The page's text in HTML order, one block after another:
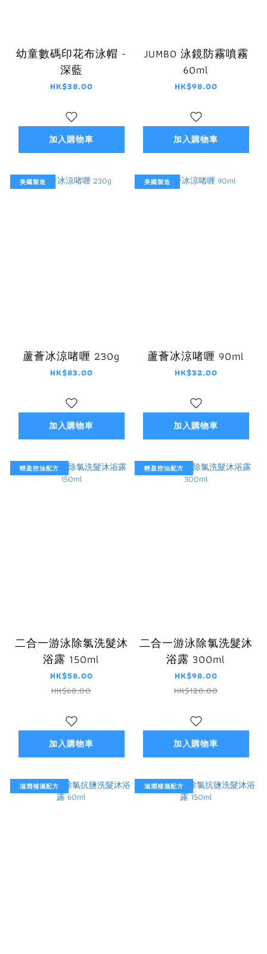
幼童數碼印花布泳帽 -
深藍
HK$38.00
加入購物車
JUMBO 泳鏡防霧噴霧
60ml
HK$98.00
加入購物車
美國製造
蘆薈冰涼啫喱 230g
HK$83.00
加入購物車
美國製造
蘆薈冰涼啫喱 90ml
HK$32.00
加入購物車
輕盈控油配方
二合一游泳除氯洗髮沐
浴露 150ml
HK$58.00
HK$68.00
加入購物車
輕盈控油配方
二合一游泳除氯洗髮沐
浴露 300ml
HK$98.00
HK$128.00
加入購物車
滋潤補濕配方 滋潤補濕配方